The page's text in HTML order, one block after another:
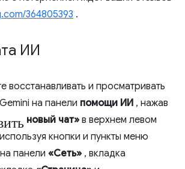
364805393 .
ИИ
восстанавливать и просматривать
на панели помощи ИИ , нажав
новый чат» в верхнем левом
кнопки и пункты меню
на панели «Сеть» , вкладка